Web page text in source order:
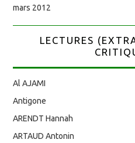
mars 2012
LECTURES
Al AJAMI
Antigone
ARENDT Hannah
ARTAUD Antonin